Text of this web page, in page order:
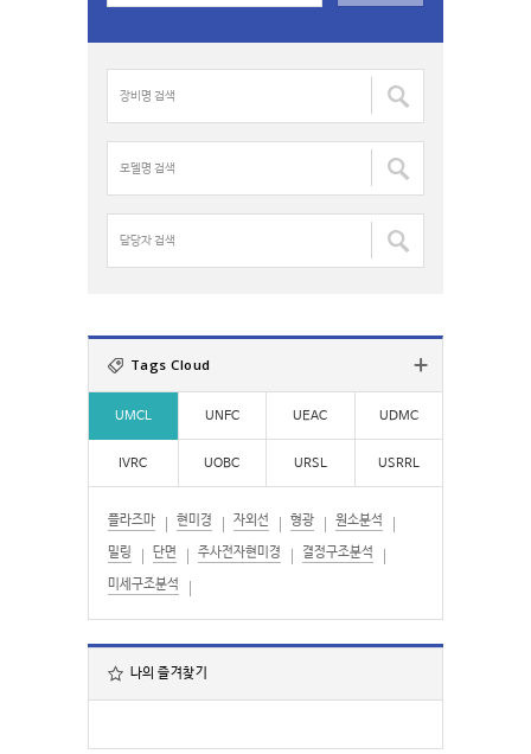
a
명
색
:
델
명
:자
:
Tags Cloud
UMCL UNFC UEAC UDMC
IVRC UOBC URSL USRRL
플라즈마 현미경 자외선 형광 원소분석
밀링 단면 주사전자현미경 결정구조분석
미세구조분석
나의 즐겨찾기